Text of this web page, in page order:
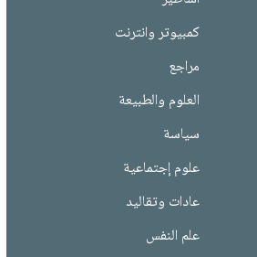
كمبيوتر وانترنت
مراجع
العلوم والطبيعة
سياسة
علوم إجتماعية
عادات وتقاليد
علم النفس